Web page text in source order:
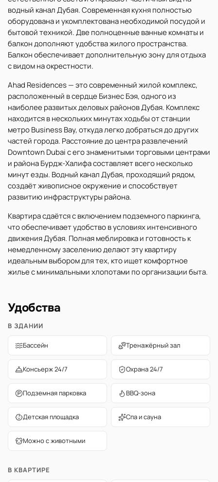
водный канал Дубая. Современная кухня полностью
оборудована и укомплектована необходимой посудой и
бытовой техникой. Две полноценные ванные комнаты и
балкон дополняют удобства жилого пространства.
Балкон обеспечивает дополнительную зону для отдыха
с видом на окрестности.
Ahad Residences — это современный жилой комплекс,
расположенный в сердце Бизнес Бэя, одного из
наиболее развитых деловых районов Дубая. Комплекс
находится в нескольких минутах ходьбы от станции
метро Business Bay, откуда легко добраться до других
частей города. Расстояние до центра развлечений
Downtown Dubai с его знаменитыми торговыми центрами
и района Бурдж-Халифа составляет всего несколько
минут езды. Водный канал Дубая, проходящий рядом,
создаёт живописное окружение и способствует
развитию инфраструктуры района.
Квартира сдаётся с включением подземного паркинга,
что обеспечивает удобство в условиях интенсивного
движения Дубая. Полная меблировка и готовность к
немедленному заселению делают эту квартиру
идеальным выбором для тех, кто ищет комфортное
жилье с минимальными хлопотами по организации быта.
Удобства
В ЗДАНИИ
Бассейн Тренажёрный зал
Консьерж 24/7 Охрана 24/7
Подземная парковка BBQ-зона
Детская площадка Спа и сауна
Можно с животными
В КВАРТИРЕ